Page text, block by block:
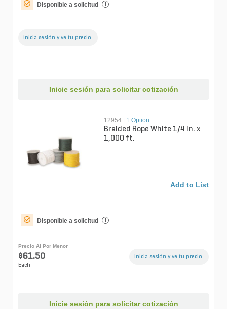
Disponible a solicitud i
Inicia sesión y ve tu precio.
Inicie sesión para solicitar cotización
12954 | 1 Option
Braided Rope White 1/4 in. x
1,000 ft.
Add to List
Disponible a solicitud i
Precio Al Por Menor
$61.50
Each
Inicia sesión y ve tu precio.
Inicie sesión para solicitar cotización